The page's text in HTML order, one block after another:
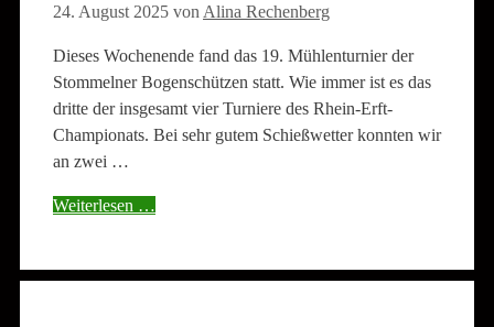
24. August 2025 von Alina Rechenberg
Dieses Wochenende fand das 19. Mühlenturnier der
Stommelner Bogenschützen statt. Wie immer ist es das
dritte der insgesamt vier Turniere des Rhein-Erft-
Championats. Bei sehr gutem Schießwetter konnten wir
an zwei …
Weiterlesen …